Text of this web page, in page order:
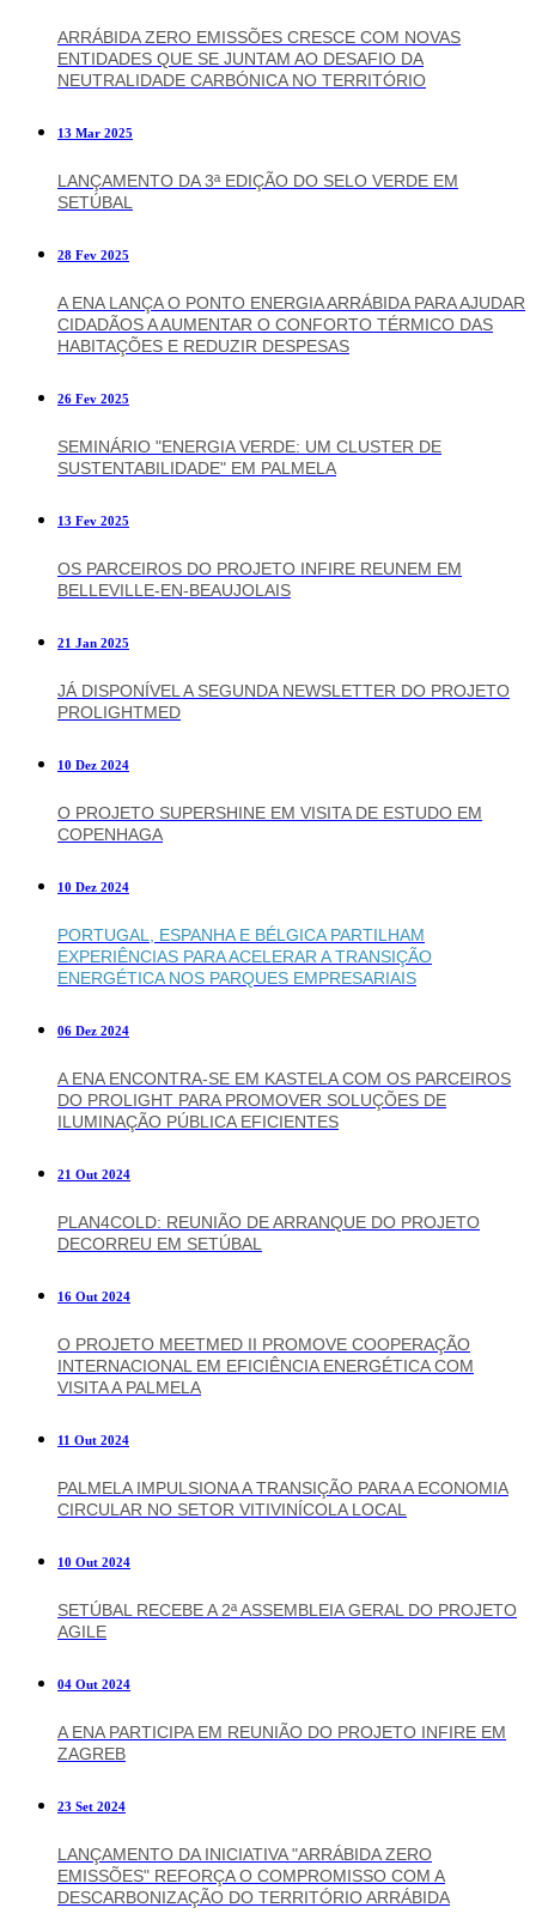
ARRÁBIDA ZERO EMISSÕES CRESCE COM NOVAS
ENTIDADES QUE SE JUNTAM AO DESAFIO DA
NEUTRALIDADE CARBÓNICA NO TERRITÓRIO
13 Mar 2025
LANÇAMENTO DA 3ª EDIÇÃO DO SELO VERDE EM
SETÚBAL
28 Fev 2025
A ENA LANÇA O PONTO ENERGIA ARRÁBIDA PARA AJUDAR
CIDADÃOS A AUMENTAR O CONFORTO TÉRMICO DAS
HABITAÇÕES E REDUZIR DESPESAS
26 Fev 2025
SEMINÁRIO "ENERGIA VERDE: UM CLUSTER DE
SUSTENTABILIDADE" EM PALMELA
13 Fev 2025
OS PARCEIROS DO PROJETO INFIRE REUNEM EM
BELLEVILLE-EN-BEAUJOLAIS
21 Jan 2025
JÁ DISPONÍVEL A SEGUNDA NEWSLETTER DO PROJETO
PROLIGHTMED
10 Dez 2024
O PROJETO SUPERSHINE EM VISITA DE ESTUDO EM
COPENHAGA
10 Dez 2024
PORTUGAL, ESPANHA E BÉLGICA PARTILHAM
EXPERIÊNCIAS PARA ACELERAR A TRANSIÇÃO
ENERGÉTICA NOS PARQUES EMPRESARIAIS
06 Dez 2024
A ENA ENCONTRA-SE EM KASTELA COM OS PARCEIROS
DO PROLIGHT PARA PROMOVER SOLUÇÕES DE
ILUMINAÇÃO PÚBLICA EFICIENTES
21 Out 2024
PLAN4COLD: REUNIÃO DE ARRANQUE DO PROJETO
DECORREU EM SETÚBAL
16 Out 2024
O PROJETO MEETMED II PROMOVE COOPERAÇÃO
INTERNACIONAL EM EFICIÊNCIA ENERGÉTICA COM
VISITA A PALMELA
11 Out 2024
PALMELA IMPULSIONA A TRANSIÇÃO PARA A ECONOMIA
CIRCULAR NO SETOR VITIVINÍCOLA LOCAL
10 Out 2024
SETÚBAL RECEBE A 2ª ASSEMBLEIA GERAL DO PROJETO
AGILE
04 Out 2024
A ENA PARTICIPA EM REUNIÃO DO PROJETO INFIRE EM
ZAGREB
23 Set 2024
LANÇAMENTO DA INICIATIVA "ARRÁBIDA ZERO
EMISSÕES" REFORÇA O COMPROMISSO COM A
DESCARBONIZAÇÃO DO TERRITÓRIO ARRÁBIDA